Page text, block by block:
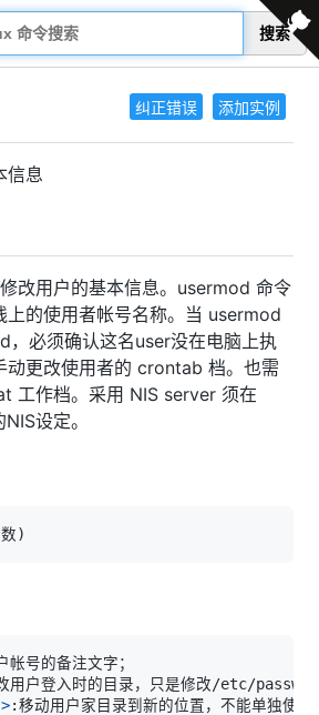
搜索
纠正错误 添加实例
信息
改用户的基本信息。usermod 命令
上的使用者帐号名称。当 usermod
，必须确认这名user没在电脑上执
动更改使用者的 crontab 档。也需
工作档。采用 NIS server 须在
设定。
)
>